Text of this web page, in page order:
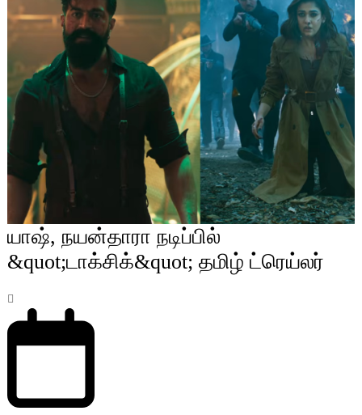
யாஷ், நயன்தாரா நடிப்பில்
&quot;டாக்சிக்&quot; தமிழ் ட்ரெய்லர்